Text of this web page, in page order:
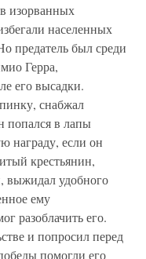
изорванных
населенных
предатель был среди
Герра,
его высадки.
снабжал
попался в лапы
награду, если он
крестьянин,
выжидал удобного
ему
разоблачить его.
и попросил перед
помогли его